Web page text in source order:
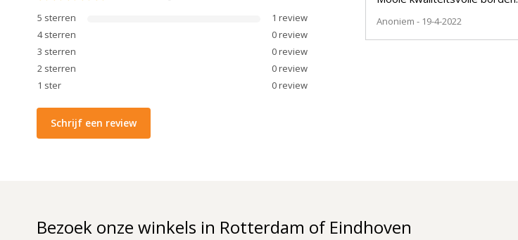
5 sterren 1 review
4 sterren 0review
3 sterren 0review
2 sterren 0review
1 ster 0review
Schrijf een review
Anoniem - 19-4-2022
Bezoek onze winkels in Rotterdam of Eindhoven